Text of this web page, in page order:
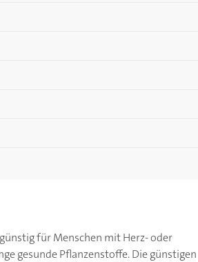
für Menschen mit Herz- oder
gesunde Pflanzenstoffe. Die günstigen